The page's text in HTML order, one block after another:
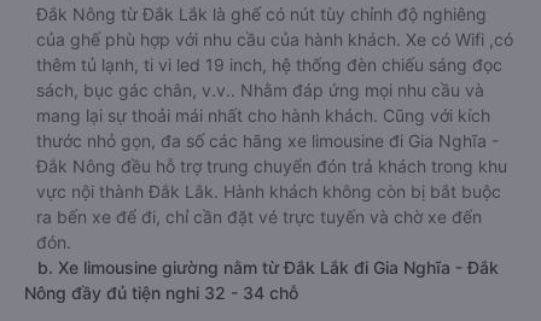
Đắk Nông từ Đắk Lắk là ghế có nút tùy chỉnh độ nghiêng
của ghế phù hợp với nhu cầu của hành khách. Xe có Wifi ,có
thêm tủ lạnh, ti vi led 19 inch, hệ thống đèn chiếu sáng đọc
sách, bục gác chân, v.v.. Nhằm đáp ứng mọi nhu cầu và
mang lại sự thoải mái nhất cho hành khách. Cũng với kích
thước nhỏ gọn, đa số các hãng xe limousine đi Gia Nghĩa -
Đắk Nông đều hỗ trợ trung chuyển đón trả khách trong khu
vực nội thành Đắk Lắk. Hành khách không còn bị bắt buộc
ra bến xe để đi, chỉ cần đặt vé trực tuyến và chờ xe đến
đón.
b. Xe limousine giường nằm từ Đắk Lắk đi Gia Nghĩa - Đắk
Nông đầy đủ tiện nghi 32 - 34 chỗ